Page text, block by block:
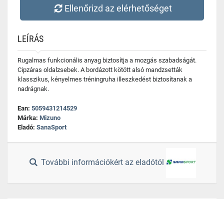
Ellenőrizd az elérhetőséget
LEÍRÁS
Rugalmas funkcionális anyag biztosítja a mozgás szabadságát.
Cipzáras oldalzsebek. A bordázott kötött alsó mandzsetták
klasszikus, kényelmes tréningruha illeszkedést biztosítanak a
nadrágnak.
Ean: 5059431214529
Márka: Mizuno
Eladó: SanaSport
További információkért az eladótól